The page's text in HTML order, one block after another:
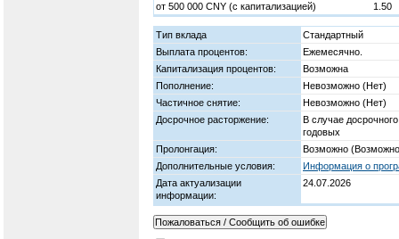
от 500 000 CNY (c капитализацией) 1.50
Тип вклада
Стандартный
Выплата процентов:
Ежемесячно.
Капитализация процентов:
Возможна
Пополнение:
Невозможно (Нет)
Частичное снятие:
Невозможно (Нет)
Досрочное расторжение:
В случае
годовых
Пролонгация:
Возможно
Дополнительные условия:
Информация о
Дата актуализации
информации:
24.07.2026